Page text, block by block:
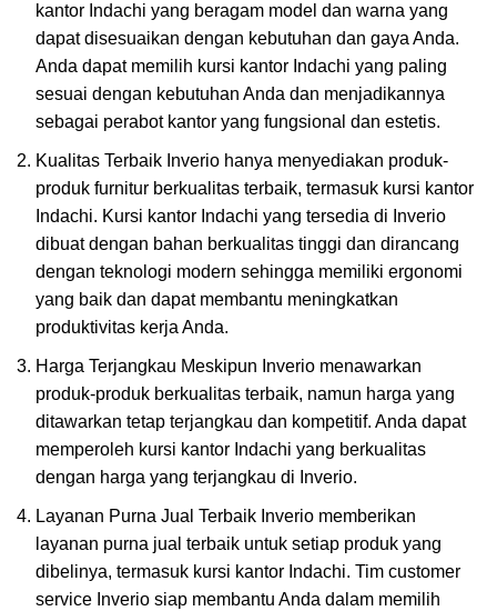
kantor Indachi yang beragam model dan warna yang
dapat disesuaikan dengan kebutuhan dan gaya Anda.
Anda dapat memilih kursi kantor Indachi yang paling
sesuai dengan kebutuhan Anda dan menjadikannya
sebagai perabot kantor yang fungsional dan estetis.
Kualitas Terbaik Inverio hanya menyediakan produk-
produk furnitur berkualitas terbaik, termasuk kursi kantor
Indachi. Kursi kantor Indachi yang tersedia di Inverio
dibuat dengan bahan berkualitas tinggi dan dirancang
dengan teknologi modern sehingga memiliki ergonomi
yang baik dan dapat membantu meningkatkan
produktivitas kerja Anda.
Harga Terjangkau Meskipun Inverio menawarkan
produk-produk berkualitas terbaik, namun harga yang
ditawarkan tetap terjangkau dan kompetitif. Anda dapat
memperoleh kursi kantor Indachi yang berkualitas
dengan harga yang terjangkau di Inverio.
Layanan Purna Jual Terbaik Inverio memberikan
layanan purna jual terbaik untuk setiap produk yang
dibelinya, termasuk kursi kantor Indachi. Tim customer
service Inverio siap membantu Anda dalam memilih